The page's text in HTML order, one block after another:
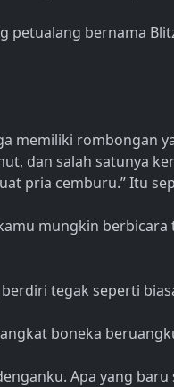
petualang bernama
memiliki rombongan
dan salah satunya
pria cemburu.” Itu
mungkin
tegak seperti
boneka
Apa yang